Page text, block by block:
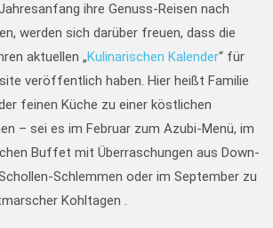
ihre Genuss-Reisen nach
werden sich darüber freuen, dass die
aktuellen „Kulinarischen Kalender“ für
veröffentlich haben. Hier heißt Familie
feinen Küche zu einer köstlichen
– sei es im Februar zum Azubi-Menü, im
Buffet mit Überraschungen aus Down-
Schlemmen oder im September zu
Kohltagen .